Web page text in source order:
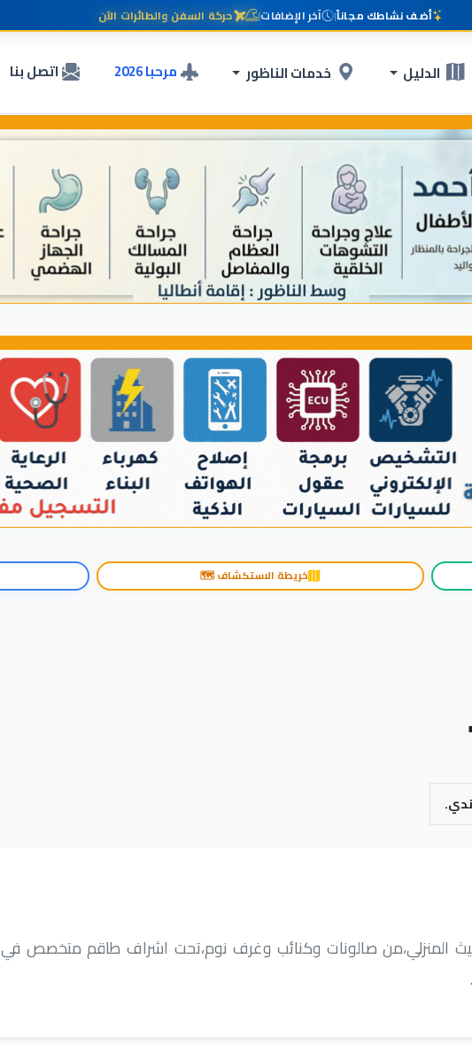
أضف نشاطك مجاناً| آخر الإضافات| حركة السفن والطائرات الآن
الدليل خدمات الناظور مرحبا 2026 اتصل بنا
خريطة الاستكشاف 🗺️
المنزلي،من صالونات وكنائب وغرف نوم،تحت اشراف طاقم متخصص في